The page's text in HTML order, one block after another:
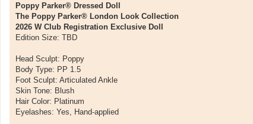
Poppy Parker® Dressed Doll
The Poppy Parker® London Look Collection
2026 W Club Registration Exclusive Doll
Edition Size: TBD
Head Sculpt: Poppy
Body Type: PP 1.5
Foot Sculpt: Articulated Ankle
Skin Tone: Blush
Hair Color: Platinum
Eyelashes: Yes, Hand-applied